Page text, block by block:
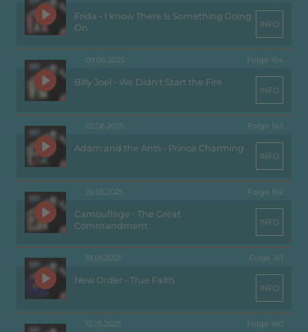
Frida - I know There Is Something Going
On
INFO
09.06.2025 Folge 164
Billy Joel - We Didn't Start the Fire
INFO
02.06.2025 Folge 163
Adam and the Ants - Prince Charming
INFO
26.05.2025 Folge 162
Camouflage - The Great
Commandment
INFO
19.05.2025 Folge 161
New Order - True Faith
INFO
12.05.2025 Folge 160